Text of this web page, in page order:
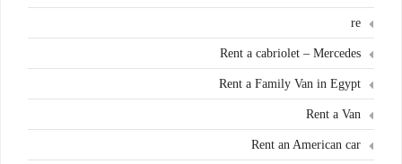
re
Rent a cabriolet – Mercedes
Rent a Family Van in Egypt
Rent a Van
Rent an American car